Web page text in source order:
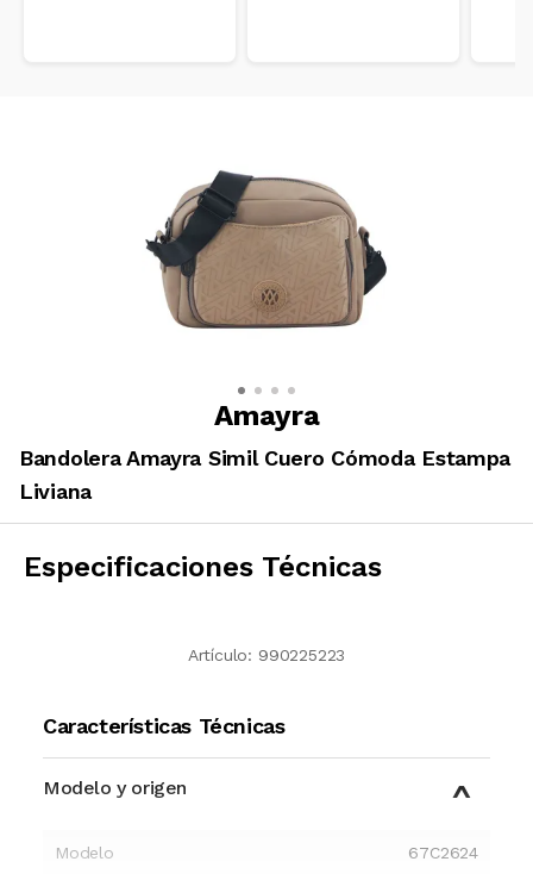
Amayra
Bandolera Amayra Simil Cuero Cómoda Estampa
Liviana
Especificaciones Técnicas
Artículo: 990225223
Características Técnicas
Modelo y origen
Modelo 67C2624